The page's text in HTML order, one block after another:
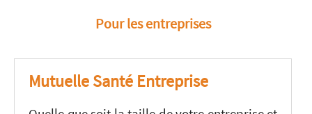
Pour les entreprises
Mutuelle Santé Entreprise